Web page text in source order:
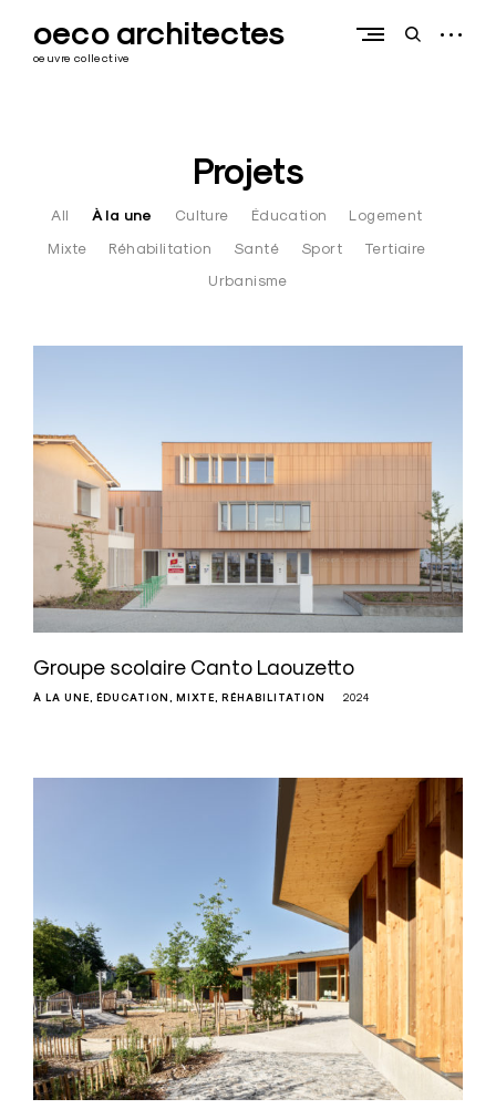
contentoeco architectes
oeuvre collective
openopen
Projets
All À la une Culture Éducation
Logement
Mixte
Réhabilitation Santé Sport
Tertiaire
Urbanisme
Groupe scolaire Canto Laouzetto
À LA UNE ÉDUCATION MIXTE RÉHABILITATION 2024